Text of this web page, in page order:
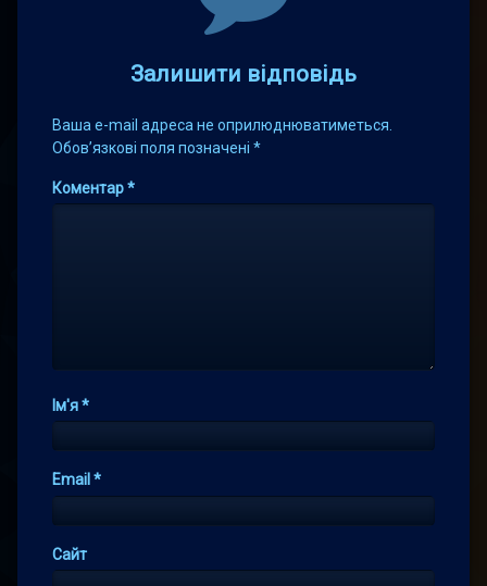
Залишити відповідь
Ваша e-mail адреса не оприлюднюватиметься.
Обов’язкові поля позначені *
Коментар*
Ім'я*
Email *
Сайт